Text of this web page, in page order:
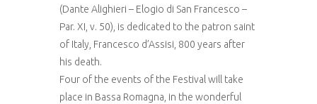
(Dante Alighieri – Elogio di San Francesco –
Par. XI, v. 50), is dedicated to the patron saint
of Italy, Francesco d’Assisi, 800 years after
his death.
Four of the events of the Festival will take
place in Bassa Romagna, in the wonderful